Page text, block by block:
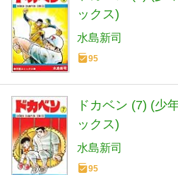
ックス)
水島新司
95
ドカベン (7) (少
ックス)
水島新司
95